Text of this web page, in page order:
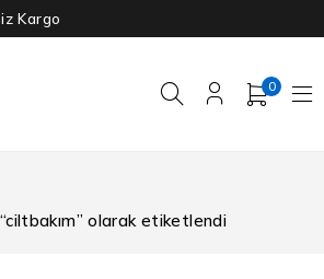
Kargo
0
olarak etiketlendi